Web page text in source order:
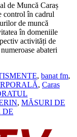
de Muncă Caraș
control în cadrul
de muncă
în domeniile
activități de
abateri
, banat fm,
, Caras
, MĂSURI DE
DE